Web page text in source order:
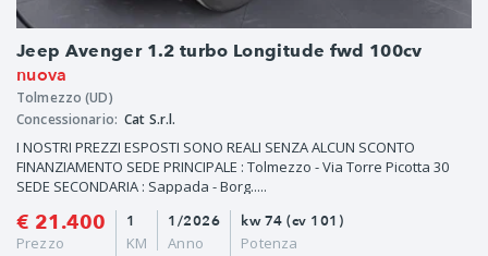
Jeep Avenger 1.2 turbo Longitude fwd 100cv
nuova
Tolmezzo (UD)
Concessionario: Cat S.r.l.
I NOSTRI PREZZI ESPOSTI SONO REALI SENZA ALCUN SCONTO
FINANZIAMENTO SEDE PRINCIPALE : Tolmezzo - Via Torre Picotta 30
SEDE SECONDARIA : Sappada - Borg.....
€ 21.400
Prezzo
1/2026
Anno
1
KM
kw 74 (cv 101)
Potenza